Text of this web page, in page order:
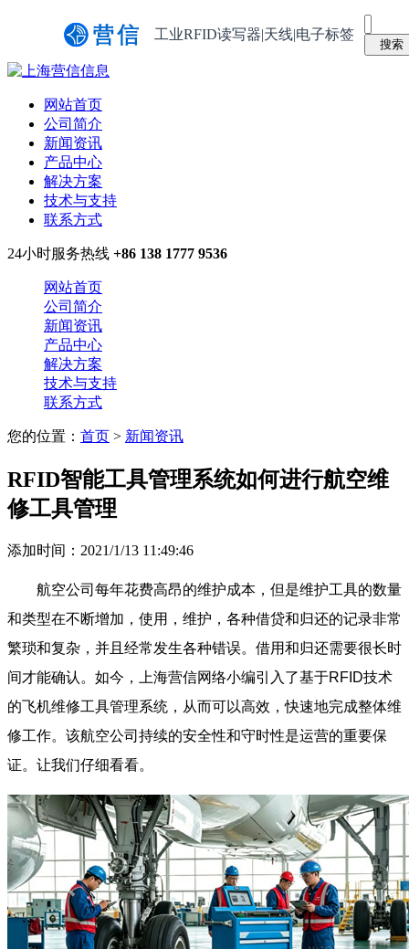
工业RFID读写器|天线|电子标签
网站首页
公司简介
新闻资讯
产品中心
解决方案
技术与支持
联系方式
24小时服务热线 +86 138 1777 9536
网站首页
公司简介
新闻资讯
产品中心
解决方案
技术与支持
联系方式
您的位置： 首页 > 新闻资讯
RFID智能工具管理系统如何进行航空维
修工具管理
添加时间：2021/1/13 11:49:46
航空公司每年花费高昂的维护成本，但是维护工具的数量
和类型在不断增加，使用，维护，各种借贷和归还的记录非常
繁琐和复杂，并且经常发生各种错误。借用和归还需要很长时
间才能确认。如今，上海营信网络小编引入了基于RFID技术
的飞机维修工具管理系统，从而可以高效，快速地完成整体维
修工作。该航空公司持续的安全性和守时性是运营的重要保
证。让我们仔细看看。